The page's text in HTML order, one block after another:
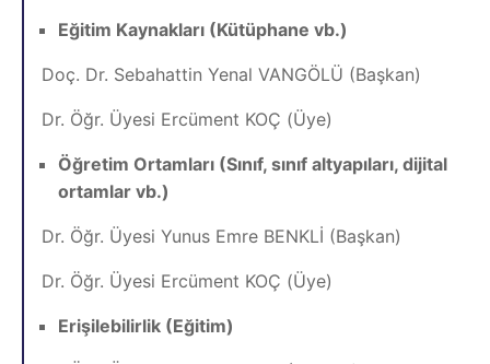
Eğitim Kaynakları (Kütüphane vb.)
Doç. Dr. Sebahattin Yenal VANGÖLÜ (Başkan)
Dr. Öğr. Üyesi Ercüment KOÇ (Üye)
Öğretim Ortamları (Sınıf, sınıf altyapıları, dijital
ortamlar vb.)
Dr. Öğr. Üyesi Yunus Emre BENKLİ (Başkan)
Dr. Öğr. Üyesi Ercüment KOÇ (Üye)
Erişilebilirlik (Eğitim)